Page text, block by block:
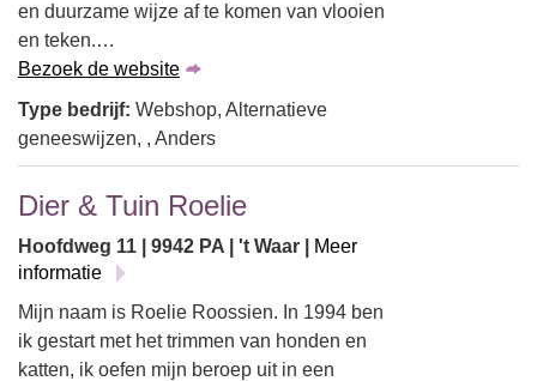
en duurzame wijze af te komen van vlooien
en teken.…
Bezoek de website
Type bedrijf: Webshop, Alternatieve
geneeswijzen, , Anders
Dier & Tuin Roelie
Hoofdweg 11 | 9942 PA | 't Waar |
Meer
informatie
Mijn naam is Roelie Roossien. In 1994 ben
ik gestart met het trimmen van honden en
katten, ik oefen mijn beroep uit in een